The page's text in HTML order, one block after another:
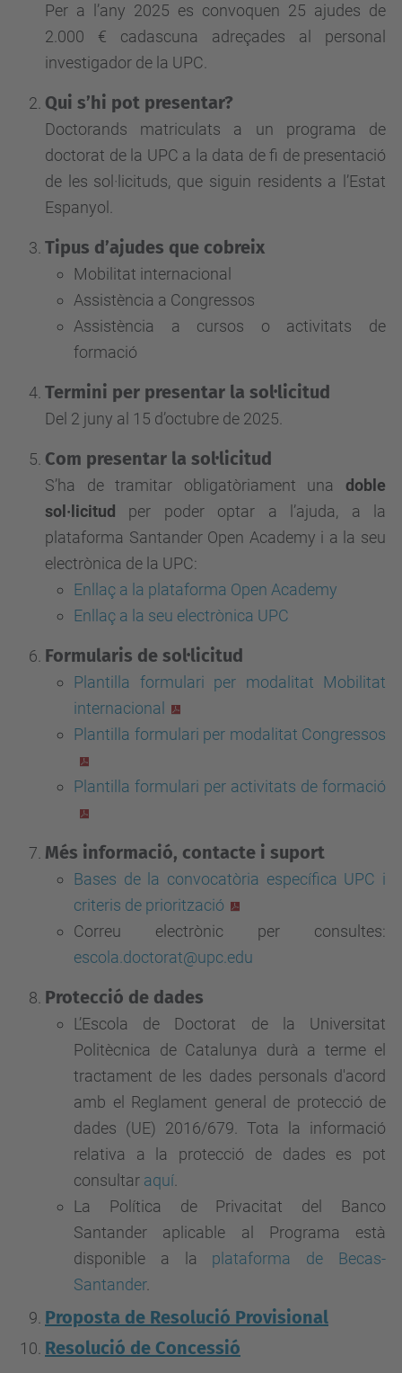
Per a l’any 2025 es convoquen 25 ajudes de
2.000 € cadascuna adreçades al personal
investigador de la UPC.
Qui s’hi pot presentar?
Doctorands matriculats a un programa de
doctorat de la UPC a la data de fi de presentació
de les sol·licituds, que siguin residents a l’Estat
Espanyol.
Tipus d’ajudes que cobreix
Mobilitat internacional
Assistència a Congressos
Assistència a cursos o activitats de
formació
Termini per presentar la sol·licitud
Del 2 juny al 15 d’octubre de 2025.
Com presentar la sol·licitud
S’ha de tramitar obligatòriament una doble
sol·licitud
per poder optar a l’ajuda, a la
plataforma Santander Open Academy i a la seu
electrònica de la UPC:
Enllaç a la plataforma Open Academy
Enllaç a la seu electrònica UPC
Formularis de sol·licitud
Plantilla formulari per modalitat Mobilitat
internacional
Plantilla formulari per modalitat Congressos
Plantilla formulari per activitats de formació
Més informació, contacte i suport
Bases de la convocatòria específica UPC i
criteris de priorització
Correu electrònic per consultes:
escola.doctorat@upc.edu
Protecció de dades
L’Escola de Doctorat de la Universitat
Politècnica de Catalunya durà a terme el
tractament de les dades personals d'acord
amb el Reglament general de protecció de
dades (UE) 2016/679. Tota la informació
relativa a la protecció de dades es pot
consultar aquí
La Política de Privacitat del Banco
Santander aplicable al Programa està
disponible a la plataforma de Becas-
Santander.
Proposta de Resolució Provisional
Resolució de Concessió